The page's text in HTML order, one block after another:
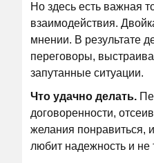
Но здесь есть важная
взаимодействия.
мнении. В результате
переговоры,
запутанные ситуации.
Что удачно делать.
договоренности,
желания понравиться,
любит надежность и не